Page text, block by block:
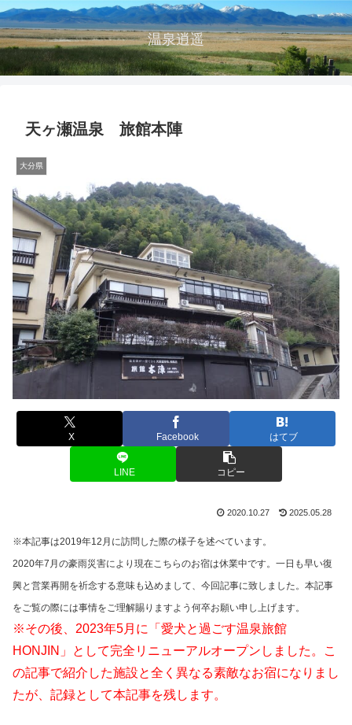
温泉逍遥
天ヶ瀬温泉 旅館本陣
大分県
X Facebook はてブ
LINE コピー
2020.10.27 2025.05.28
※本記事は2019年12月に訪問した際の様子を述べています。
2020年7月の豪雨災害により現在こちらのお宿は休業中です。一日も早い復
興と営業再開を祈念する意味も込めまして、今回記事に致しました。本記事
をご覧の際には事情をご理解賜りますよう何卒お願い申し上げます。
※その後、2023年5月に「愛犬と過ごす温泉旅館
HONJIN」として完全リニューアルオープンしました。こ
の記事で紹介した施設と全く異なる素敵なお宿になりまし
たが、記録として本記事を残します。